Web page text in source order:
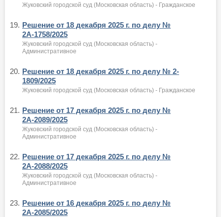
Жуковский городской суд (Московская область) - Гражданское
19. Решение от 18 декабря 2025 г. по делу №
2А-1758/2025
Жуковский городской суд (Московская область) -
Административное
20. Решение от 18 декабря 2025 г. по делу № 2-
1809/2025
Жуковский городской суд (Московская область) - Гражданское
21. Решение от 17 декабря 2025 г. по делу №
2А-2089/2025
Жуковский городской суд (Московская область) -
Административное
22. Решение от 17 декабря 2025 г. по делу №
2А-2088/2025
Жуковский городской суд (Московская область) -
Административное
23. Решение от 16 декабря 2025 г. по делу №
2А-2085/2025